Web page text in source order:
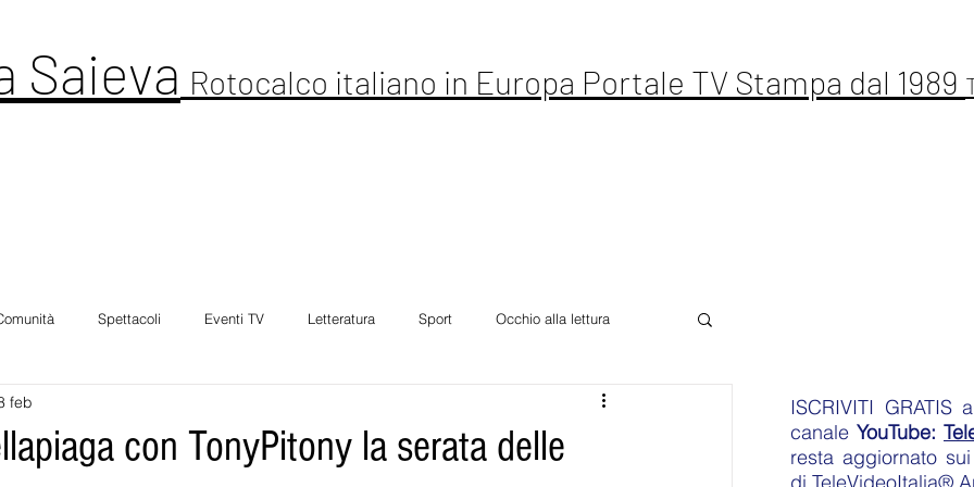
Spettacoli Eventi TV Letteratura Sport Occhio alla lettura
con TonyPitony la serata delle
feb ISCRIVITI GRATIS
canale YouTube:
resta aggiornato
Saieva Rotocalco italiano in Europa Portale TV Stampa dal 1989